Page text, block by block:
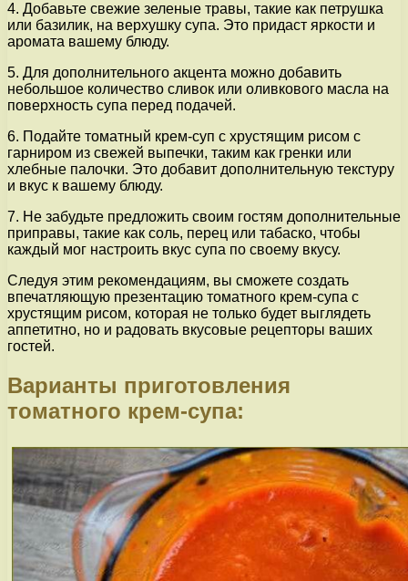
4. Добавьте свежие зеленые травы, такие как петрушка
или базилик, на верхушку супа. Это придаст яркости и
аромата вашему блюду.
5. Для дополнительного акцента можно добавить
небольшое количество сливок или оливкового масла на
поверхность супа перед подачей.
6. Подайте томатный крем-суп с хрустящим рисом с
гарниром из свежей выпечки, таким как гренки или
хлебные палочки. Это добавит дополнительную текстуру
и вкус к вашему блюду.
7. Не забудьте предложить своим гостям дополнительные
приправы, такие как соль, перец или табаско, чтобы
каждый мог настроить вкус супа по своему вкусу.
Следуя этим рекомендациям, вы сможете создать
впечатляющую презентацию томатного крем-супа с
хрустящим рисом, которая не только будет выглядеть
аппетитно, но и радовать вкусовые рецепторы ваших
гостей.
Варианты приготовления
томатного крем-супа: